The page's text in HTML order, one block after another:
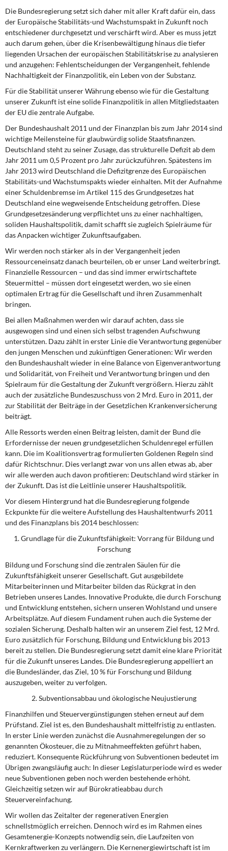
Die Bundesregierung setzt sich daher mit aller Kraft dafür ein, dass
der Europäische Stabilitäts-und Wachstumspakt in Zukunft noch
entschiedener durchgesetzt und verschärft wird. Aber es muss jetzt
auch darum gehen, über die Krisenbewältigung hinaus die tiefer
liegenden Ursachen der europäischen Stabilitätskrise zu analysieren
und anzugehen: Fehlentscheidungen der Vergangenheit, fehlende
Nachhaltigkeit der Finanzpolitik, ein Leben von der Substanz.
Für die Stabilität unserer Währung ebenso wie für die Gestaltung
unserer Zukunft ist eine solide Finanzpolitik in allen Mitgliedstaaten
der EU die zentrale Aufgabe.
Der Bundeshaushalt 2011 und der Finanzplan bis zum Jahr 2014 sind
wichtige Meilensteine für glaubwürdig solide Staatsfinanzen.
Deutschland steht zu seiner Zusage, das strukturelle Defizit ab dem
Jahr 2011 um 0,5 Prozent pro Jahr zurückzuführen. Spätestens im
Jahr 2013 wird Deutschland die Defizitgrenze des Europäischen
Stabilitäts-und Wachstumspakts wieder einhalten. Mit der Aufnahme
einer Schuldenbremse im Artikel 115 des Grundgesetzes hat
Deutschland eine wegweisende Entscheidung getroffen. Diese
Grundgesetzesänderung verpflichtet uns zu einer nachhaltigen,
soliden Haushaltspolitik, damit schafft sie zugleich Spielräume für
das Anpacken wichtiger Zukunftsaufgaben.
Wir werden noch stärker als in der Vergangenheit jeden
Ressourceneinsatz danach beurteilen, ob er unser Land weiterbringt.
Finanzielle Ressourcen – und das sind immer erwirtschaftete
Steuermittel – müssen dort eingesetzt werden, wo sie einen
optimalen Ertrag für die Gesellschaft und ihren Zusammenhalt
bringen.
Bei allen Maßnahmen werden wir darauf achten, dass sie
ausgewogen sind und einen sich selbst tragenden Aufschwung
unterstützen. Dazu zählt in erster Linie die Verantwortung gegenüber
den jungen Menschen und zukünftigen Generationen: Wir werden
den Bundeshaushalt wieder in eine Balance von Eigenverantwortung
und Solidarität, von Freiheit und Verantwortung bringen und den
Spielraum für die Gestaltung der Zukunft vergrößern. Hierzu zählt
auch der zusätzliche Bundeszuschuss von 2 Mrd. Euro in 2011, der
zur Stabilität der Beiträge in der Gesetzlichen Krankenversicherung
beiträgt.
Alle Ressorts werden einen Beitrag leisten, damit der Bund die
Erfordernisse der neuen grundgesetzlichen Schuldenregel erfüllen
kann. Die im Koalitionsvertrag formulierten Goldenen Regeln sind
dafür Richtschnur. Dies verlangt zwar von uns allen etwas ab, aber
wir alle werden auch davon profitieren: Deutschland wird stärker in
der Zukunft. Das ist die Leitlinie unserer Haushaltspolitik.
Vor diesem Hintergrund hat die Bundesregierung folgende
Eckpunkte für die weitere Aufstellung des Haushaltentwurfs 2011
und des Finanzplans bis 2014 beschlossen:
1. Grundlage für die Zukunftsfähigkeit: Vorrang für Bildung und
Forschung
Bildung und Forschung sind die zentralen Säulen für die
Zukunftsfähigkeit unserer Gesellschaft. Gut ausgebildete
Mitarbeiterinnen und Mitarbeiter bilden das Rückgrat in den
Betrieben unseres Landes. Innovative Produkte, die durch Forschung
und Entwicklung entstehen, sichern unseren Wohlstand und unsere
Arbeitsplätze. Auf diesem Fundament ruhen auch die Systeme der
sozialen Sicherung. Deshalb halten wir an unserem Ziel fest, 12 Mrd.
Euro zusätzlich für Forschung, Bildung und Entwicklung bis 2013
bereit zu stellen. Die Bundesregierung setzt damit eine klare Priorität
für die Zukunft unseres Landes. Die Bundesregierung appelliert an
die Bundesländer, das Ziel, 10 % für Forschung und Bildung
auszugeben, weiter zu verfolgen.
2. Subventionsabbau und ökologische Neujustierung
Finanzhilfen und Steuervergünstigungen stehen erneut auf dem
Prüfstand. Ziel ist es, den Bundeshaushalt mittelfristig zu entlasten.
In erster Linie werden zunächst die Ausnahmeregelungen der so
genannten Ökosteuer, die zu Mitnahmeeffekten geführt haben,
reduziert. Konsequente Rückführung von Subventionen bedeutet im
Übrigen zwangsläufig auch: In dieser Legislaturperiode wird es weder
neue Subventionen geben noch werden bestehende erhöht.
Gleichzeitig setzen wir auf Bürokratieabbau durch
Steuervereinfachung.
Wir wollen das Zeitalter der regenerativen Energien
schnellstmöglich erreichen. Dennoch wird es im Rahmen eines
Gesamtenergie-Konzepts notwendig sein, die Laufzeiten von
Kernkraftwerken zu verlängern. Die Kernenergiewirtschaft ist im